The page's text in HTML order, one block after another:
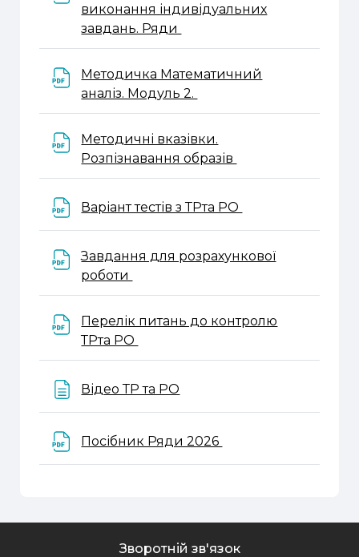
виконання індивідуальних
завдань. Ряди
Методичка Математичний
аналіз. Модуль 2.
Методичні вказівки.
Розпізнавання образів
Варіант тестів з ТРта РО
Завдання для розрахункової
роботи
Перелік питань до контролю
ТРта РО
Відео ТР та РО
Посібник Ряди 2026
Зворотній зв'язок